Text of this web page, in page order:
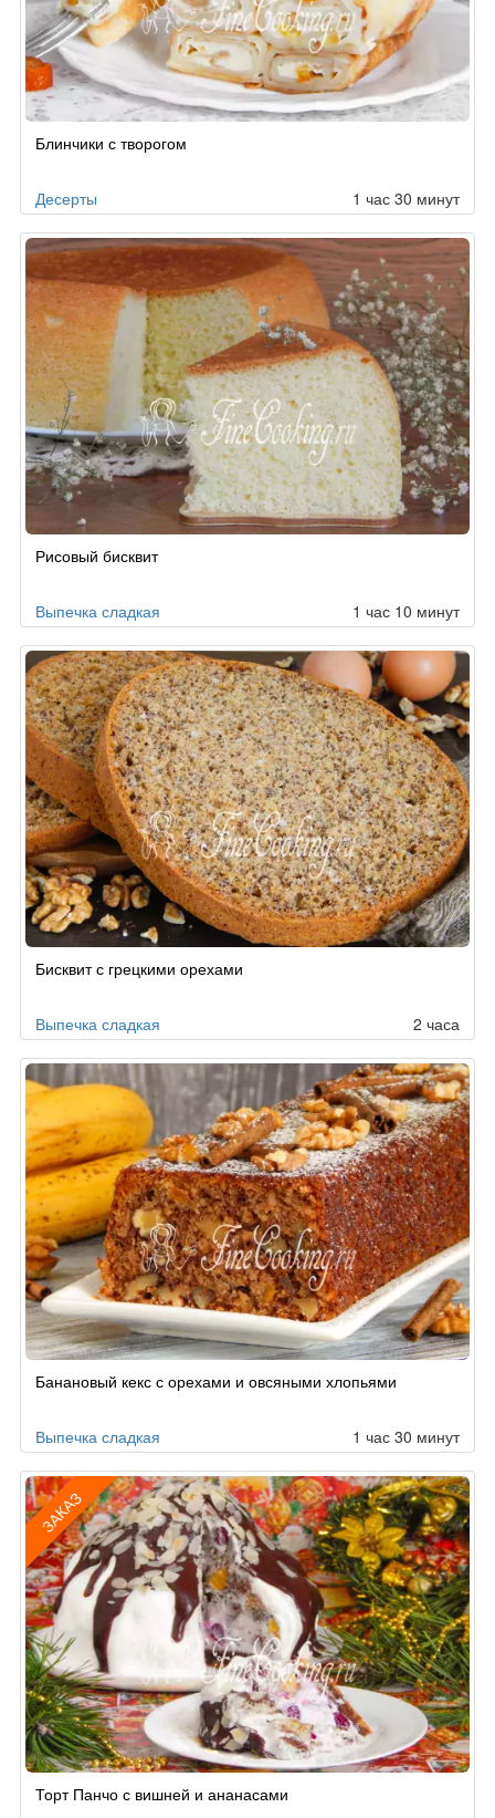
Блинчики с творогом
Десерты 1 час 30 минут
Рисовый бисквит
Выпечка сладкая 1 час 10 минут
Бисквит с грецкими орехами
Выпечка сладкая 2 часа
Банановый кекс с орехами и овсяными хлопьями
Выпечка сладкая 1 час 30 минут
ЗАКАЗ
по
Торт Панчо с вишней и ананасами